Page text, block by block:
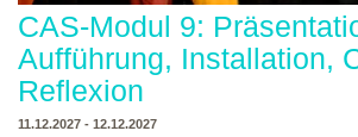
CAS-Modul 9:
Aufführung, Installation,
Reflexion
11.12.2027 - 12.12.2027